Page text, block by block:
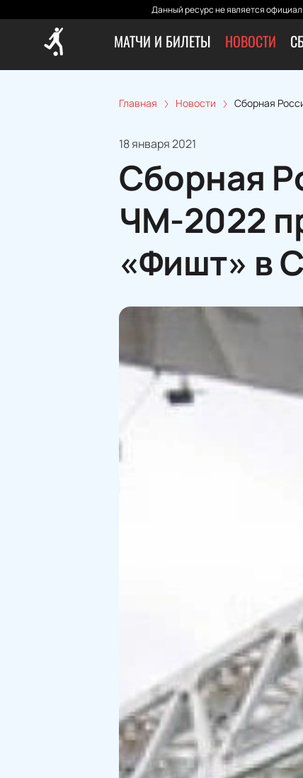
Данный ресурс не является
МАТЧИ И БИЛЕТЫ НОВОСТИ
Главная Новости Сборная
18 января 2021
Сборная
ЧМ-2022
«Фишт» в